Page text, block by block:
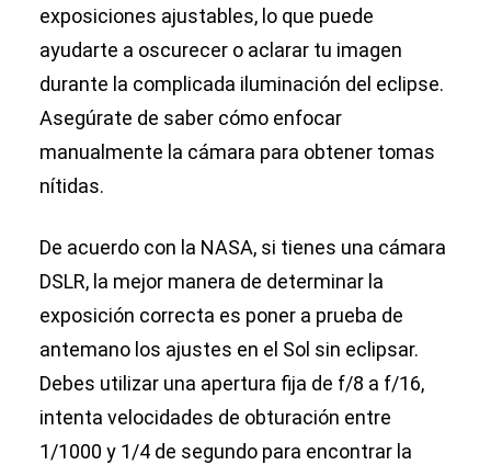
exposiciones ajustables, lo que puede
ayudarte a oscurecer o aclarar tu imagen
durante la complicada iluminación del eclipse.
Asegúrate de saber cómo enfocar
manualmente la cámara para obtener tomas
nítidas.
De acuerdo con la NASA, si tienes una cámara
DSLR, la mejor manera de determinar la
exposición correcta es poner a prueba de
antemano los ajustes en el Sol sin eclipsar.
Debes utilizar una apertura fija de f/8 a f/16,
intenta velocidades de obturación entre
1/1000 y 1/4 de segundo para encontrar la